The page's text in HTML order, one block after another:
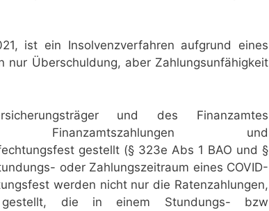
ist ein Insolvenzverfahren aufgrund eines
nur Überschuldung, aber Zahlungsunfähigkeit
und des Finanzamtes
Finanzamtszahlungen und
gestellt (§ 323e Abs 1 BAO und §
oder Zahlungszeitraum eines COVID-
werden nicht nur die Ratenzahlungen,
die in einem Stundungs- bzw